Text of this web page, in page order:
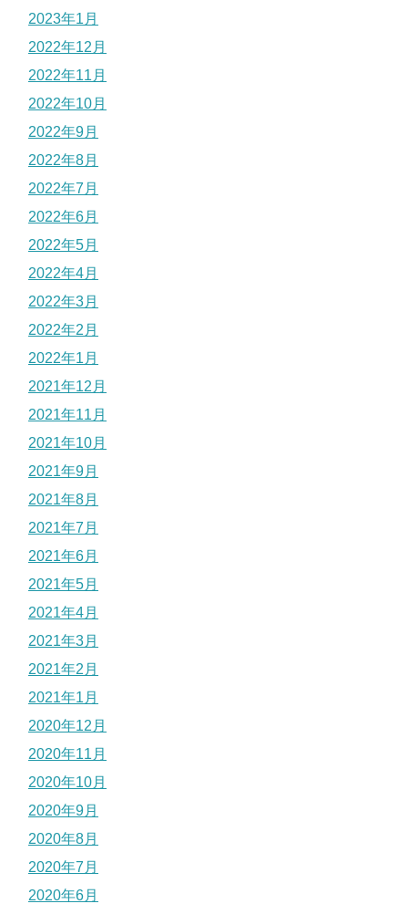
2023年1月
2022年12月
2022年11月
2022年10月
2022年9月
2022年8月
2022年7月
2022年6月
2022年5月
2022年4月
2022年3月
2022年2月
2022年1月
2021年12月
2021年11月
2021年10月
2021年9月
2021年8月
2021年7月
2021年6月
2021年5月
2021年4月
2021年3月
2021年2月
2021年1月
2020年12月
2020年11月
2020年10月
2020年9月
2020年8月
2020年7月
2020年6月